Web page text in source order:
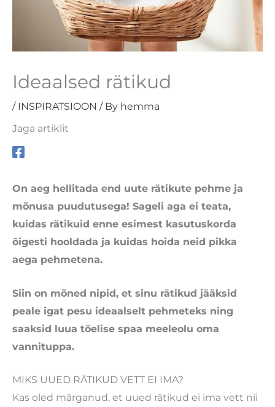
Ideaalsed rätikud
/ INSPIRATSIOON / By hemma
Jaga artiklit
On aeg hellitada end uute rätikute pehme ja
mõnusa puudutusega! Sageli aga ei teata,
kuidas rätikuid enne esimest kasutuskorda
õigesti hooldada ja kuidas hoida neid pikka
aega pehmetena.
Siin on mõned nipid, et sinu rätikud jääksid
peale igat pesu ideaalselt pehmeteks ning
saaksid luua tõelise spaa meeleolu oma
vannituppa.
MIKS UUED RÄTIKUD VETT EI IMA?
Kas oled märganud, et uued rätikud ei ima vett nii